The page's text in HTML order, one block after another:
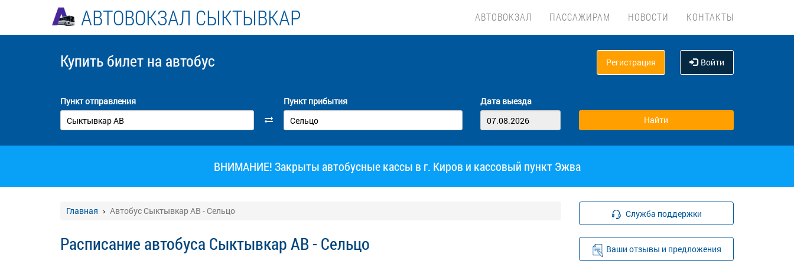
АВТОВОКЗАЛ СЫКТЫВКАР АВТОВОКЗАЛ ПАССАЖИРАМ НОВОСТИ КОНТАКТЫ
Купить билет на автобус Регистрация Войти
Пункт отправления Пункт прибытия Дата выезда
ВНИМАНИЕ! Закрыты автобусные кассы в г. Киров и кассовый пункт Эжва
Главная Автобус Сыктывкар АВ - Сельцо
Расписание автобуса Сыктывкар АВ - Сельцо
Служба поддержки
Ваши отзывы и предложения